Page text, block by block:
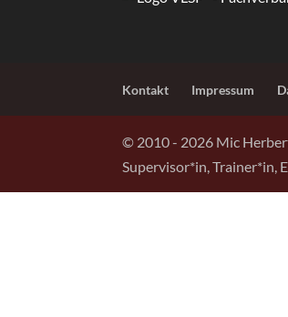
Kontakt Impressum
© 2010 - 2026 Mic
Supervisor*in, Trainer*in,